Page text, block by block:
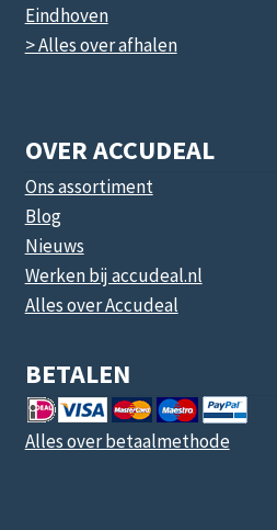
Eindhoven
> Alles over afhalen
OVER ACCUDEAL
Ons assortiment
Blog
Nieuws
Werken bij accudeal.nl
Alles over Accudeal
BETALEN
Alles over betaalmethode